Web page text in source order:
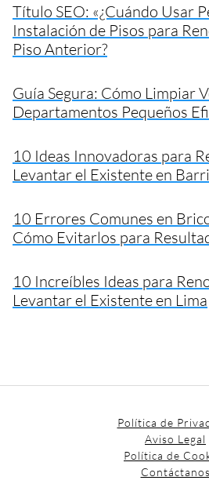
Título SEO: «¿Cuándo Usar
Instalación de Pisos para
Piso Anterior?
Guía Segura: Cómo Limpiar
Departamentos Pequeños
10 Ideas Innovadoras para
Levantar el Existente en
10 Errores Comunes en
Cómo Evitarlos para
10 Increíbles Ideas para
Levantar el Existente en Lima
Política de
Aviso Legal
Política de
Contáctanos